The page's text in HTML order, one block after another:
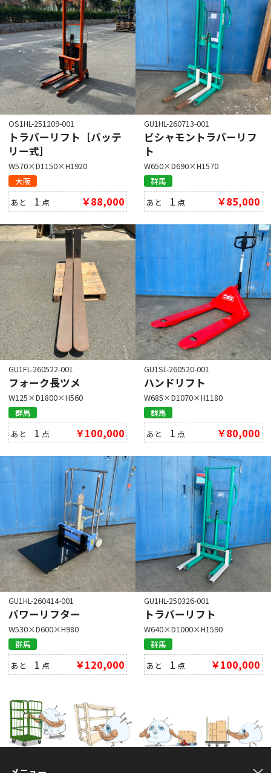
OS1HL-251209-001
トラバーリフト［バッテ
リー式］
W570×D1150×H1920
大阪
あと 1 点 ￥88,000
GU1HL-260713-001
ビシャモントラバーリフ
ト
W650×D690×H1570
群馬
あと 1 点 ￥85,000
GU1FL-260522-001
フォーク長ツメ
W125×D1800×H560
群馬
あと 1 点 ￥100,000
GU1SL-260520-001
ハンドリフト
W685×D1070×H1180
群馬
あと 1 点 ￥80,000
GU1HL-260414-001
パワーリフター
W530×D600×H980
群馬
あと 1 点 ￥120,000
GU1HL-250326-001
トラバーリフト
W640×D1000×H1590
群馬
あと 1 点 ￥100,000